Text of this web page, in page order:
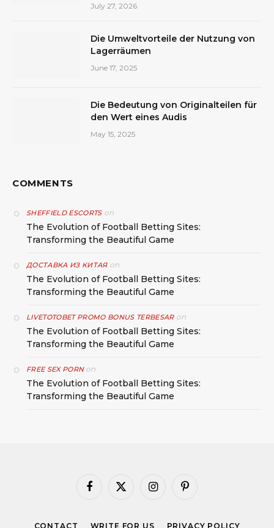
July 27, 2026
Die Umweltvorteile der Nutzung von
Lagerräumen
June 17, 2025
Die Bedeutung von Originalteilen für
den Wert eines Audis
May 15, 2025
COMMENTS
SHEFFIELD ESCORTSon
The Evolution of Football Betting Sites:
Transforming the Beautiful Game
ДОСТАВКА ИЗ КИТАЯon
The Evolution of Football Betting Sites:
Transforming the Beautiful Game
LIVETOTOBET PROMO BONUS TERBESARon
The Evolution of Football Betting Sites:
Transforming the Beautiful Game
FREE SEX PORNon
The Evolution of Football Betting Sites:
Transforming the Beautiful Game
Facebook
X
InstagramPinterest
CONTACT WRITE FOR US PRIVACY POLICY